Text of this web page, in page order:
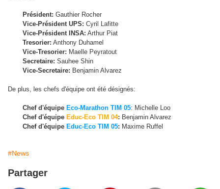
Président: Gauthier Rocher
Vice-Président UPS: Cyril Lafitte
Vice-Président INSA: Arthur Piat
Tresorier: Anthony Duhamel
Vice-Tresorier: Maelle Peyratout
Secretaire: Sauhee Shin
Vice-Secretaire: Benjamin Alvarez
De plus, les chefs d'équipe ont été désignés:
Chef d'équipe Eco-Marathon TIM 05: Michelle Loo
Chef d'équipe Educ-Eco TIM 04: Benjamin Alvarez
Chef d'équipe Educ-Eco TIM 05: Maxime Ruffel
#News
Partager